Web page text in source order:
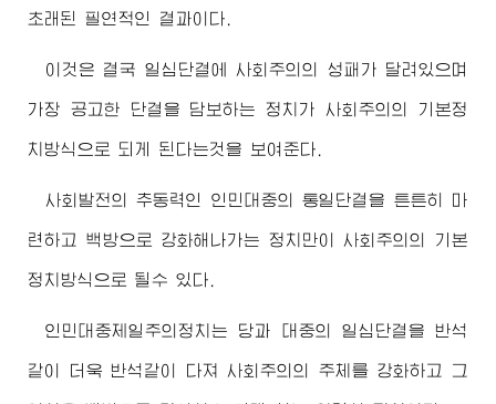
초래된 필연적인 결과이다.
이것은 결국 일심단결에 사회주의의 성패가 달려있으며
가장 공고한 단결을 담보하는 정치가 사회주의의 기본정
치방식으로 되게 된다는것을 보여준다.
사회발전의 추동력인 인민대중의 통일단결을 튼튼히 마
련하고 백방으로 강화해나가는 정치만이 사회주의의 기본
정치방식으로 될수 있다.
인민대중제일주의정치는 당과 대중의 일심단결을 반석
같이 더욱 반석같이 다져 사회주의의 주체를 강화하고 그